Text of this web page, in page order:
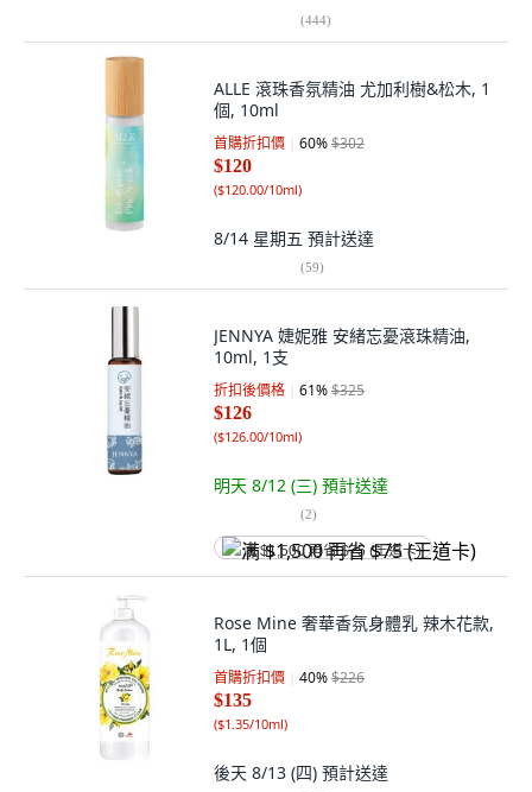
(444)
ALLE 滾珠香氛精油 尤加利樹&松木, 1
個, 10ml
首購折扣價 60%$302
$120
($120.00/10ml)
8/14 星期五 預計送達
(59)
JENNYA 婕妮雅 安緒忘憂滾珠精油,
10ml, 1支
折扣後價格 61%$325
$126
($126.00/10ml)
明天 8/12 (三) 預計送達
(2)
满 $1,500 再省 $75 (王道卡)
Rose Mine 奢華香氛身體乳 辣木花款,
1L, 1個
首購折扣價 40%$226
$135
($1.35/10ml)
後天 8/13 (四) 預計送達